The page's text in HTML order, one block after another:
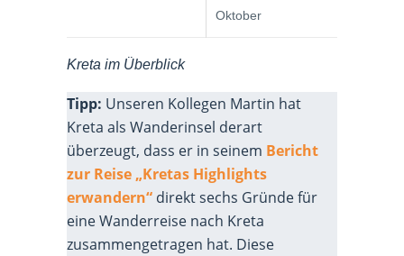
Oktober
Kreta im Überblick
Tipp: Unseren Kollegen Martin hat
Kreta als Wanderinsel derart
überzeugt, dass er in seinem Bericht
zur Reise „Kretas Highlights
erwandern“ direkt sechs Gründe für
eine Wanderreise nach Kreta
zusammengetragen hat. Diese